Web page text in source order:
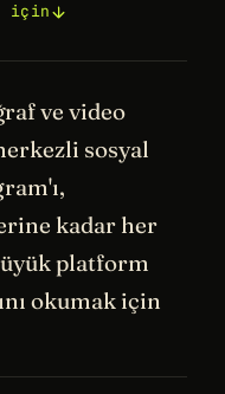
için
ve video
sosyal
kadar her
platform
okumak için